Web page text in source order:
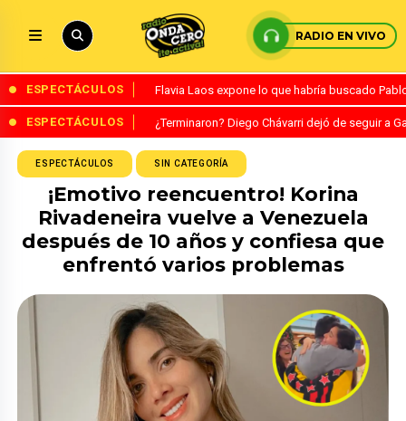
RADIO EN VIVO
ESPECTÁCULOS Flavia Laos expone lo que habría buscado
ESPECTÁCULOS ¿Terminaron? Diego Chávarri dejó de seguir a
ESPECTÁCULOS SIN CATEGORÍA
¡Emotivo reencuentro! Korina
Rivadeneira vuelve a Venezuela
después de 10 años y confiesa que
enfrentó varios problemas